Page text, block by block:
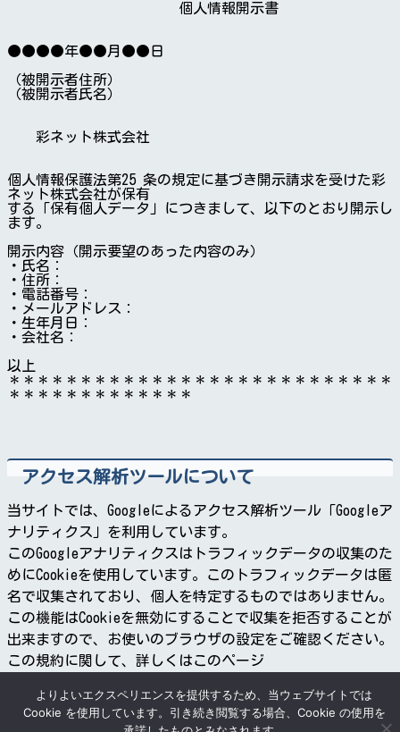
個人情報開示書
●●●●年●●月●●日
（被開示者住所）
（被開示者氏名）
彩ネット株式会社
個人情報保護法第25 条の規定に基づき開示請求を受けた彩
ネット株式会社が保有
する「保有個人データ」につきまして、以下のとおり開示し
ます。
開示内容（開示要望のあった内容のみ）
・氏名：
・住所：
・電話番号：
・メールアドレス：
・生年月日：
・会社名：
以上
＊＊＊＊＊＊＊＊＊＊＊＊＊＊＊＊＊＊＊＊＊＊＊＊＊＊＊
アクセス解析ツールについて
当サイトでは、Googleによるアクセス解析ツール「Googleア
ナリティクス」を利用しています。
このGoogleアナリティクスはトラフィックデータの収集のた
めにCookieを使用しています。このトラフィックデータは匿
名で収集されており、個人を特定するものではありません。
この機能はCookieを無効にすることで収集を拒否することが
出来ますので、お使いのブラウザの設定をご確認ください。
この規約に関して、詳しくはこのページ
ください。
よりよいエクスペリエンスを提供するため、当ウェブサイトでは
Cookie を使用しています。引き続き閲覧する場合、Cookie の使用を